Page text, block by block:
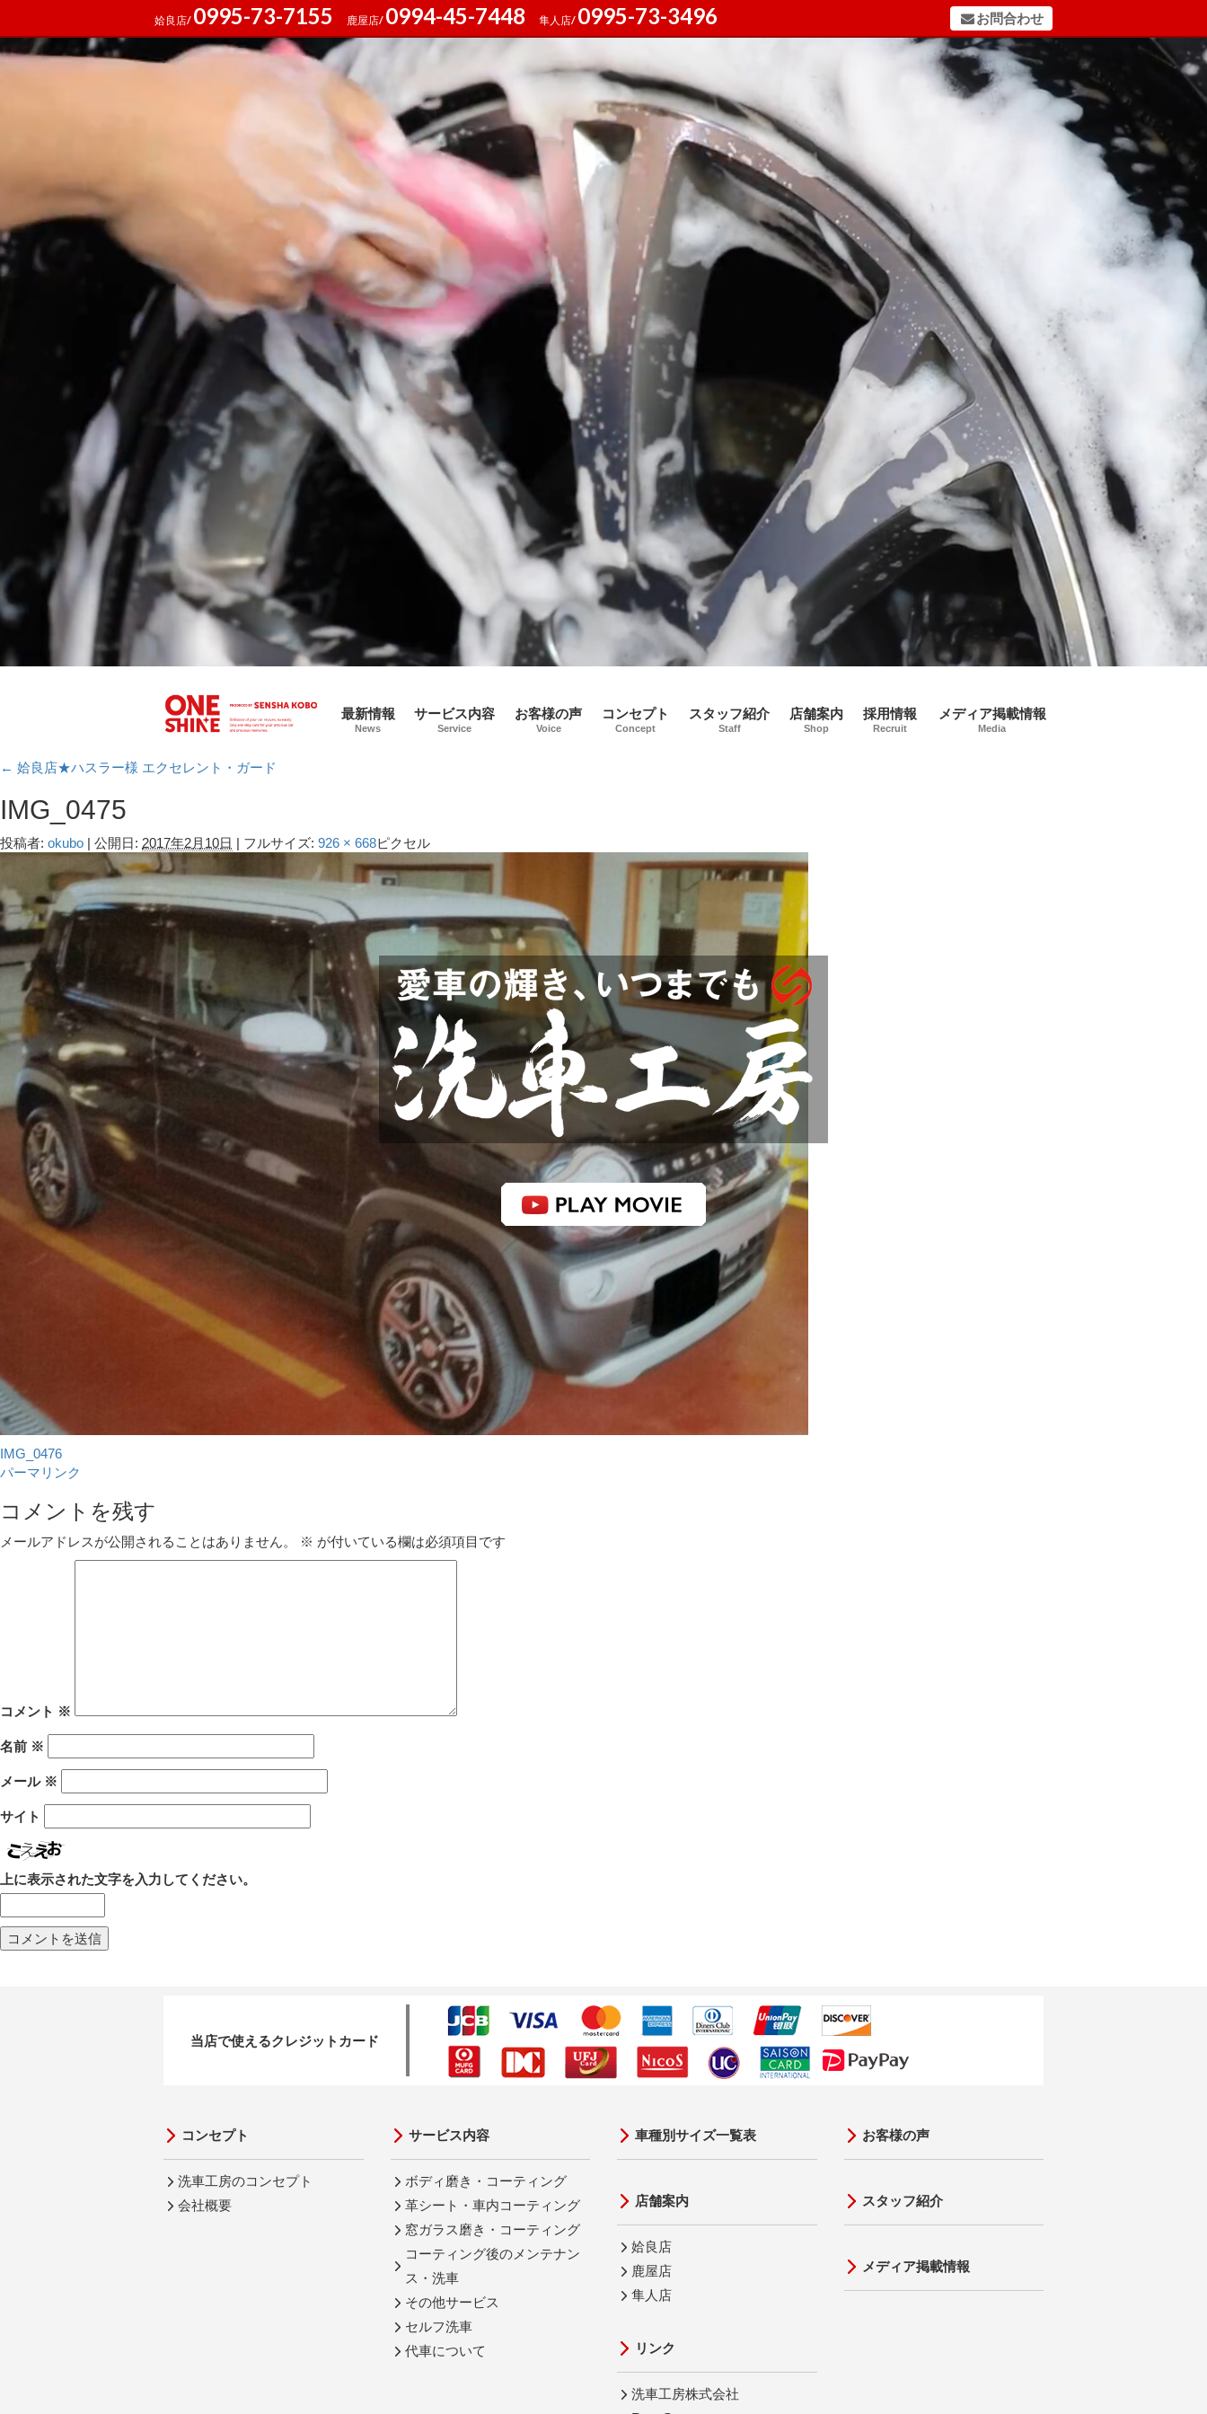
姶良店/ 0995-73-7155 鹿屋店/ 0994-45-7448 隼人店/ 0995-73-3496 お問合わせ
感動品質 洗車工房
最新情報
News
サービス内容
Service
お客様の声
Voice
コンセプト
Concept
スタッフ紹介
Staff
店舗案内
Shop
採用情報
Recruit
メディア掲載情報
Media
← 姶良店★ハスラー様 エクセレント・ガード
IMG_0475
投稿者: okubo | 公開日: 2017年2月10日 | フルサイズ: 926 × 668ピクセル
IMG_0476
パーマリンク
コメントを残す
メールアドレスが公開されることはありません。 ※ が付いている欄は必須項目です
コメント ※
名前 ※
メール ※
サイト
上に表示された文字を入力してください。
当店で使えるクレジットカード
コンセプト
洗車工房のコンセプト
会社概要
サービス内容
ボディ磨き・コーティング
革シート・車内コーティング
窓ガラス磨き・コーティング
コーティング後のメンテナン
ス・洗車
その他サービス
セルフ洗車
代車について
車種別サイズ一覧表
店舗案内
姶良店
鹿屋店
隼人店
リンク
洗車工房株式会社
お客様の声
スタッフ紹介
メディア掲載情報